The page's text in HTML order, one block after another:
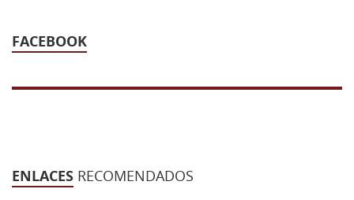
FACEBOOK
ENLACES RECOMENDADOS